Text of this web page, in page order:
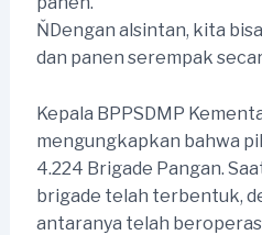
ŇDengan alsintan, kita
dan panen serempak
Kepala BPPSDMP
mengungkapkan bahwa
4.224 Brigade Pangan.
brigade telah terbentuk,
antaranya telah